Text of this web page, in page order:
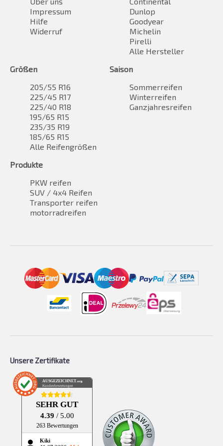
Impressum
Hilfe
Widerruf
Dunlop
Goodyear
Michelin
Pirelli
Alle Hersteller
Größen
205/55 R16
225/45 R17
225/40 R18
195/65 R15
235/35 R19
185/65 R15
Alle Reifengrößen
Saison
Sommerreifen
Winterreifen
Ganzjahresreifen
Produkte
PKW reifen
SUV / 4x4 Reifen
Transporter reifen
motorradreifen
Unsere Zertifikate
AUSGEZEICHNET.org
Kundenbewertungen
SEHR GUT
4.39 / 5.00
263 Bewertungen
Kiki